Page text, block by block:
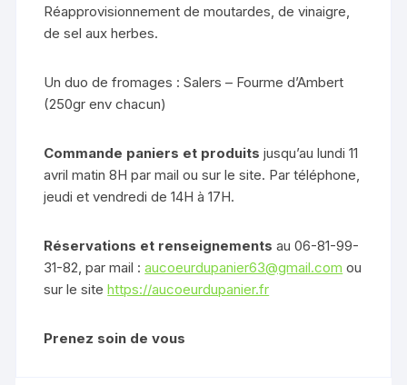
Réapprovisionnement de moutardes, de vinaigre,
de sel aux herbes.
Un duo de fromages : Salers – Fourme d’Ambert
(250gr env chacun)
Commande paniers et produits jusqu’au lundi 11
avril matin 8H par mail ou sur le site. Par téléphone,
jeudi et vendredi de 14H à 17H.
Réservations et renseignementsau 06-81-99-
31-82, par mail :aucoeurdupanier63@gmail.com ou
sur le sitehttps://aucoeurdupanier.fr
Prenez soin de vous